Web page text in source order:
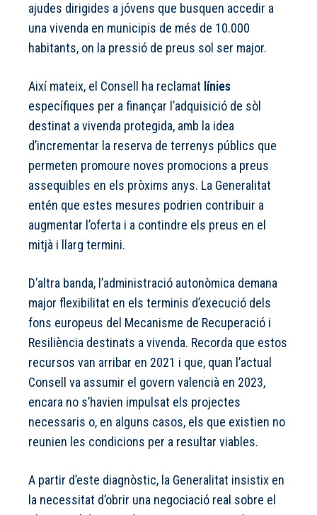
ajudes dirigides a jóvens que busquen accedir a
una vivenda en municipis de més de 10.000
habitants, on la pressió de preus sol ser major.
Així mateix, el Consell ha reclamat línies
específiques per a finançar l’adquisició de sòl
destinat a vivenda protegida, amb la idea
d’incrementar la reserva de terrenys públics que
permeten promoure noves promocions a preus
assequibles en els pròxims anys. La Generalitat
entén que estes mesures podrien contribuir a
augmentar l’oferta i a contindre els preus en el
mitjà i llarg termini.
D’altra banda, l’administració autonòmica demana
major flexibilitat en els terminis d’execució dels
fons europeus del Mecanisme de Recuperació i
Resiliència destinats a vivenda. Recorda que estos
recursos van arribar en 2021 i que, quan l’actual
Consell va assumir el govern valencià en 2023,
encara no s’havien impulsat els projectes
necessaris o, en alguns casos, els que existien no
reunien les condicions per a resultar viables.
A partir d’este diagnòstic, la Generalitat insistix en
la necessitat d’obrir una negociació real sobre el